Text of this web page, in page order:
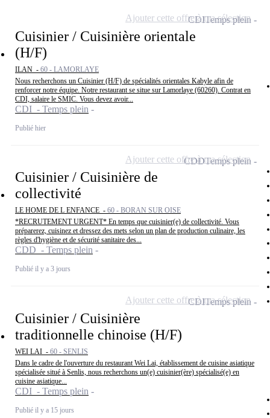
Cuisinier / Cuisinière orientale
(H/F)
ILAN - 60 - LAMORLAYE
Nous recherchons un Cuisinier (H/F) de spécialités orientales Kabyle afin de
renforcer notre équipe. Notre restaurant se situe sur Lamorlaye (60260). Contrat en
CDI, salaire le SMIC. Vous devez avoir...
CDI - Temps plein
Publié hier
CDITemps plein
Ajouter cette offre à ma sélection
Cuisinier / Cuisinière de
collectivité
LE HOME DE L ENFANCE - 60 - BORAN SUR OISE
*RECRUTEMENT URGENT* En temps que cuisinier(e) de collectivité. Vous
préparerez, cuisinez et dressez des mets selon un plan de production culinaire, les
règles d'hygiène et de sécurité sanitaire des...
CDD - Temps plein
Publié il y a 3 jours
CDDTemps plein
Ajouter cette offre à ma sélection
Cuisinier / Cuisinière
traditionnelle chinoise (H/F)
WEI LAI - 60 - SENLIS
Dans le cadre de l'ouverture du restaurant Wei Lai, établissement de cuisine asiatique
spécialisée situé à Senlis, nous recherchons un(e) cuisinier(ère) spécialisé(e) en
cuisine asiatique...
CDI - Temps plein
Publié il y a 15 jours
CDITemps plein
Ajouter cette offre à ma sélection